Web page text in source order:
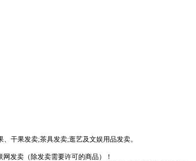
干果发卖;茶具发卖;逛艺及文娱用品发卖。
发卖（除发卖需要许可的商品）！